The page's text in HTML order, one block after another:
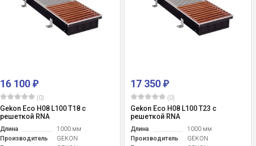
16 100 ₽
(0)
Gekon Eco H08 L100 T18 с
решеткой RNA
Длина
1000 мм
Производитель
GEKON
17 350₽
(0)
Gekon Eco H08 L100 T23 с
решеткой RNA
Длина
1000 мм
Производитель
GEKON